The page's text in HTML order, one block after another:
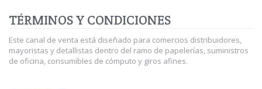
TÉRMINOS Y CONDICIONES
Este canal de venta está diseñado para comercios distribuidores,
mayoristas y detallistas dentro del ramo de papelerías, suministros
de oficina, consumibles de cómputo y giros afines.